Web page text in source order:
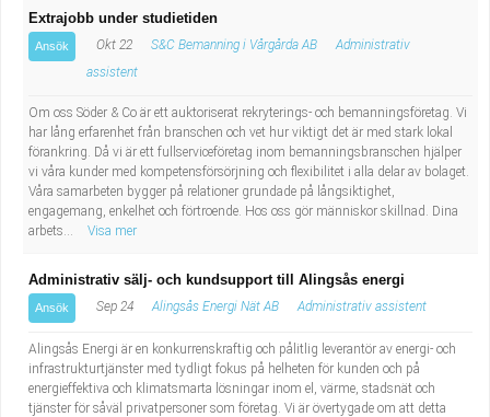
Extrajobb under studietiden
Ansök Okt 22 S&C Bemanning i Vårgårda AB
Administrativ
assistent
Om oss Söder & Co är ett auktoriserat rekryterings- och bemanningsföretag. Vi
har lång erfarenhet från branschen och vet hur viktigt det är med stark lokal
förankring. Då vi är ett fullserviceföretag inom bemanningsbranschen hjälper
vi våra kunder med kompetensförsörjning och flexibilitet i alla delar av bolaget.
Våra samarbeten bygger på relationer grundade på långsiktighet,
engagemang, enkelhet och förtroende. Hos oss gör människor skillnad. Dina
arbets...
Visa mer
Administrativ sälj- och kundsupport till Alingsås energi
Ansök Sep 24 Alingsås Energi Nät AB Administrativ assistent
Alingsås Energi är en konkurrenskraftig och pålitlig leverantör av energi- och
infrastrukturtjänster med tydligt fokus på helheten för kunden och på
energieffektiva och klimatsmarta lösningar inom el, värme, stadsnät och
tjänster för såväl privatpersoner som företag. Vi är övertygade om att detta